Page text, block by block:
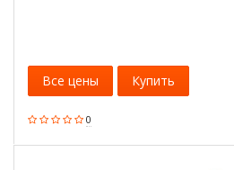
0
Все цены Купить